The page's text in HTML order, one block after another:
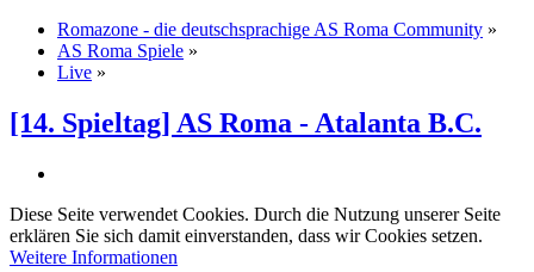
Romazone - die deutschsprachige AS Roma Community »
AS Roma Spiele »
Live »
[14. Spieltag] AS Roma - Atalanta B.C.
Diese Seite verwendet Cookies. Durch die Nutzung unserer Seite
erklären Sie sich damit einverstanden, dass wir Cookies setzen.
Weitere Informationen